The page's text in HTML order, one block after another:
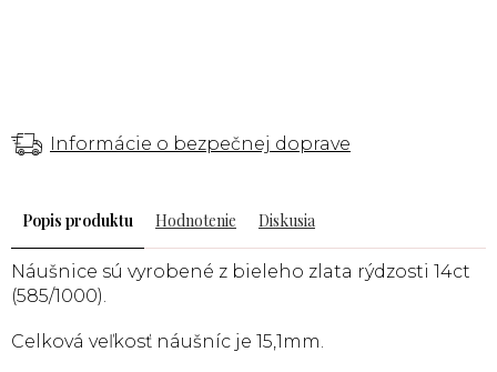
Informácie o bezpečnej doprave
Popis Hodnotenie Diskusia
Náušnice sú vyrobené z bieleho zlata rýdzosti 14ct
(585/1000).
Celková veľkosť náušníc je 15,1mm.